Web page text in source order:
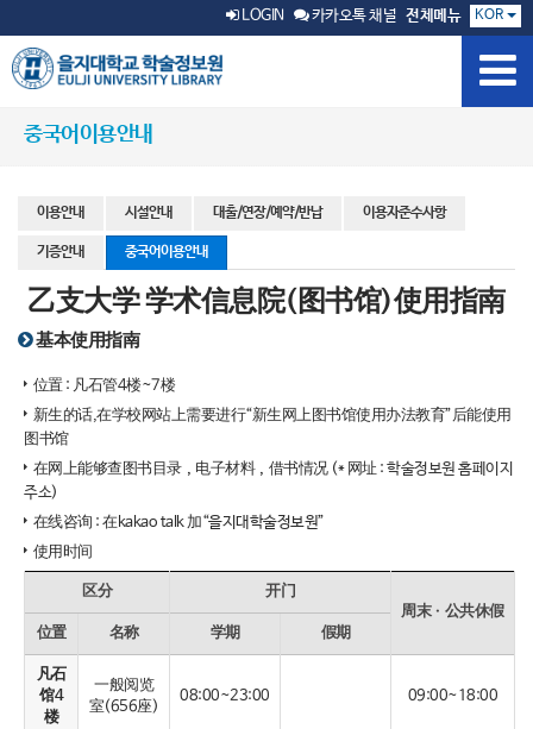
LOGIN 카카오톡 채널 전체메뉴 KOR
중국어이용안내
이용안내 시설안내 대출/연장/예약/반납 이용자준수사항
기증안내 중국어이용안내
乙支大学 学术信息院(图书馆)使用指南
基本使用指南
位置 : 凡石管4楼~7楼
新生的话,在学校网站上需要进行“新生网上图书馆使用办法教育”后能使用
图书馆
在网上能够查图书目录，电子材料，借书情况 (* 网址 : 학술정보원 홈페이지
주소)
在线咨询 : 在kakao talk 加“을지대학술정보원”
使用时间
区分
开门
周末ㆍ公共休假
位置
名称 学期 假期
凡石
馆4
楼
一般阅览
室(656座)
08:00~23:00 09:00~18:00